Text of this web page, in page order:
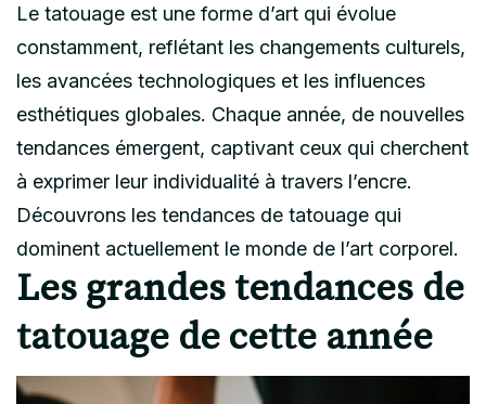
Le tatouage est une forme d’art qui évolue
constamment, reflétant les changements culturels,
les avancées technologiques et les influences
esthétiques globales. Chaque année, de nouvelles
tendances émergent, captivant ceux qui cherchent
à exprimer leur individualité à travers l’encre.
Découvrons les tendances de tatouage qui
dominent actuellement le monde de l’art corporel.
Les grandes tendances de
tatouage de cette année